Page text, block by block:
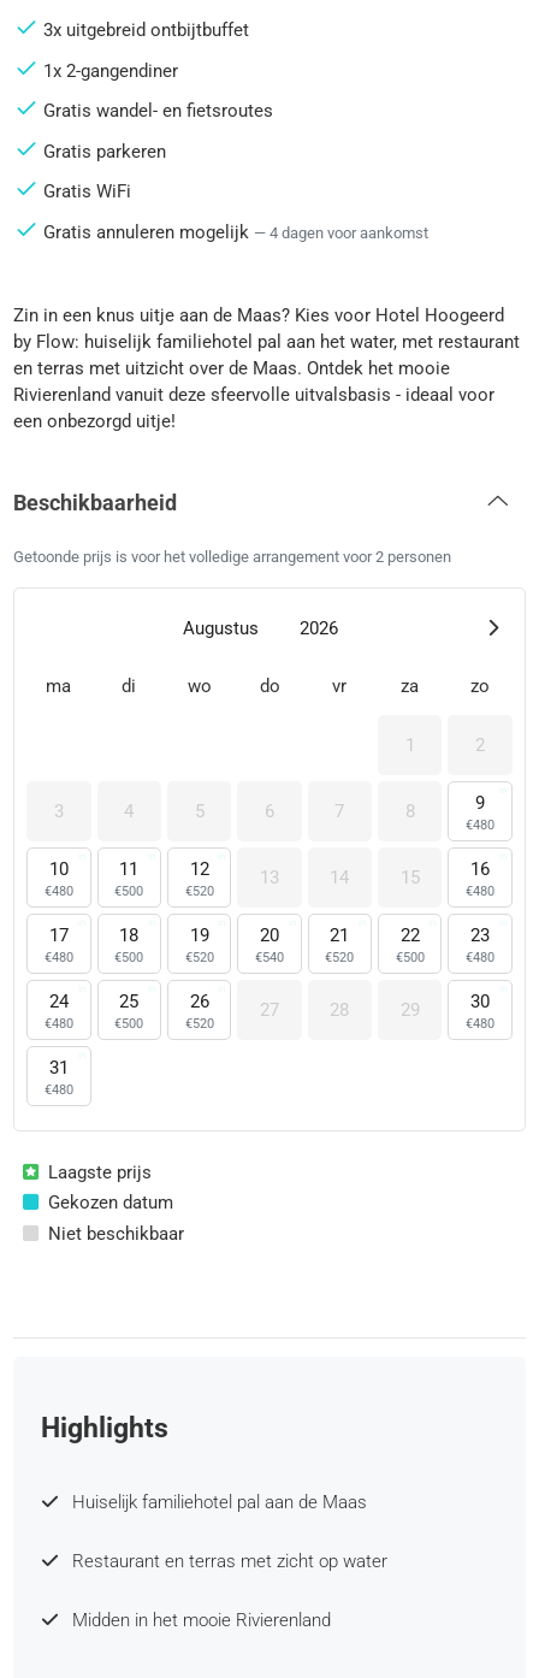
3x uitgebreid ontbijtbuffet
1x 2-gangendiner
Gratis wandel- en fietsroutes
Gratis parkeren
Gratis WiFi
Gratis annuleren mogelijk — 4 dagen voor aankomst
Zin in een knus uitje aan de Maas? Kies voor Hotel Hoogeerd
by Flow: huiselijk familiehotel pal aan het water, met restaurant
en terras met uitzicht over de Maas. Ontdek het mooie
Rivierenland vanuit deze sfeervolle uitvalsbasis - ideaal voor
een onbezorgd uitje!
Beschikbaarheid
Getoonde prijs is voor het volledige arrangement voor 2 personen
Augustus 2026
ma di wo do vr za zo
1 2
3 4 5 6 7 8 9
€480
10
€480
11
€500
12
€520
13 14 15 16
€480
17
€480
18
€500
19
€520
20
€540
21
€520
22
€500
23
€480
24
€480
25
€500
26
€520
27 28 29 30
€480
31
€480
Laagste prijs
Gekozen datum
Niet beschikbaar
Highlights
Huiselijk familiehotel pal aan de Maas
Restaurant en terras met zicht op water
Midden in het mooie Rivierenland